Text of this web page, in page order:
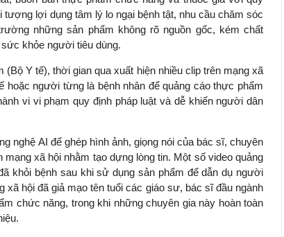
lợi dụng tâm lý lo ngại bệnh tật, nhu cầu chăm sóc
những sản phẩm không rõ nguồn gốc, kém chất
khỏe người tiêu dùng.
Y tế), thời gian qua xuất hiện nhiều clip trên mạng xã
hoặc người từng là bệnh nhân để quảng cáo thực phẩm
vi vi phạm quy định pháp luật và dễ khiến người dân
nghệ AI để ghép hình ảnh, giọng nói của bác sĩ, chuyên
xã hội nhằm tạo dựng lòng tin. Một số video quảng
khỏi bệnh sau khi sử dụng sản phẩm để dẫn dụ người
xã hội đã giả mạo tên tuổi các giáo sư, bác sĩ đầu ngành
chức năng, trong khi những chuyên gia này hoàn toàn